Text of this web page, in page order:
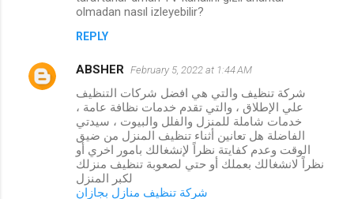
olmadan nasıl izleyebilir?
REPLY
ABSHER February 5, 2022 at 1:44 AM
شركة تنظيف والتي هي افضل شركات التنظيف
علي الإطلاق ، والتي تقدم خدمات نظافة عامة ،
خدمات شاملة للمنزل والفلل والبيوت ، سيدتي
الفاضلة هل تعانين أثناء تنظيف المنزل من ضيق
الوقت وعدم كفايتة نظراً لإنشغالك بامور اخري أو
نظراً لانشغالك بعملك أو حتي لصعوبة تنظيف منزلك
لكبر المنزل
شركة تنظيف منازل بجازان